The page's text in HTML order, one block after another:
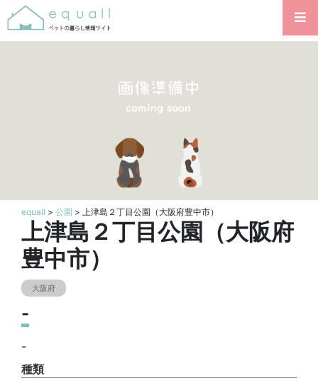
equall > 公園 > 上津島２丁目公園（大阪府豊中市）
上津島２丁目公園（大阪府
豊中市）
大阪府
-
-
種類